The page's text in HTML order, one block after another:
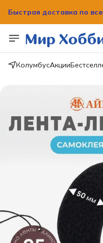
Быстрая доставка по
Быстрая доставка по
вашим домом!
КолумбусАкции